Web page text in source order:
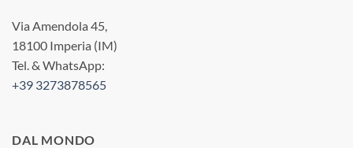
Via Amendola 45,
18100 Imperia (IM)
Tel. & WhatsApp:
+39 3273878565
DAL MONDO